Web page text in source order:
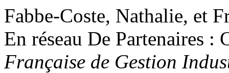
Fabbe-Coste, Nathalie, et
En réseau De Partenaires
Française de Gestion